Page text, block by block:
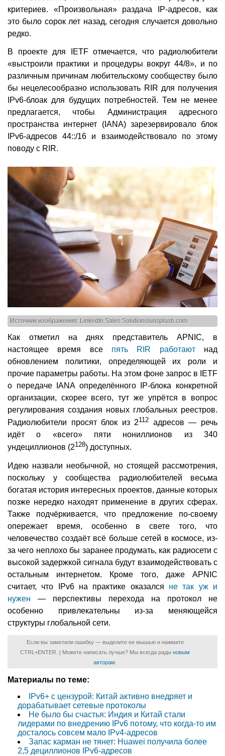
критериев. «Произвольная» раздача IP-адресов, как
это было сорок лет назад, сегодня случается довольно
редко.
В проекте для IETF отмечается, что радиолюбители
«выстроили практики и процедуры вокруг 44/8», и по
различным причинам любительскому сообществу было
бы нецелесообразно использовать RIR для получения
IPv6-блоак для будущих потребностей. Тем не менее
предлагается, чтобы Администрация адресного
пространства интернет (IANA) зарезервировало блок
IPv6-адресов 44::/16 и взаимодействовало по этому
поводу с RIR.
Источник изображения: LinkedIn Sales Solutions/unsplash.com
Как отметил на днях представитель APNIC, в
настоящее время все пять RIR работаютнад
обновлением политики, определяющей их роли и
прочие параметры работы. На этом фоне запрос в IETF
о передаче IANA определённого IP-блока конкретной
организации, скорее всего, тут же упрётся в вопрос
регулирования создания новых глобальных реестров.
Радиолюбители просят блок из 2112 адресов — речь
идёт о «всего» пяти нониллионов из 340
ундециллионов (2128) доступных.
Идею назвали необычной, но стоящей рассмотрения,
поскольку у сообщества радиолюбителей весьма
богатая история интересных проектов, данные которых
позже нередко находят применение в других сферах.
Также подчёркивается, что предложение по-своему
опережает время, особенно в свете того, что
человечество создаёт всё больше сетей в космосе, из-
за чего неплохо бы заранее продумать, как радиосети с
высокой задержкой сигнала будут взаимодействовать с
остальным интернетом. Кроме того, даже APNIC
считает, что IPv6 на практике оказался не так уж и
нужен — перспективы перехода на протокол не
особенно привлекательны из-за меняющейся
структуры глобальной сети.
Если вы заметили ошибку — выделите ее мышью и нажмите
CTRL+ENTER. | Можете написать лучше? Мы всегда рады новым
авторам
Материалы по теме:
IPv6+ с цензурой: Китай активно внедряет и
дорабатывает сетевые протоколы
Не было бы счастья: Индия и Китай стали
лидерами по внедрению IPv6 потому, что когда-то им
досталось совсем мало IPv4-адресов
Запас карман не тянет: Huawei получила более
2,5 дециллионов IPv6-адресов